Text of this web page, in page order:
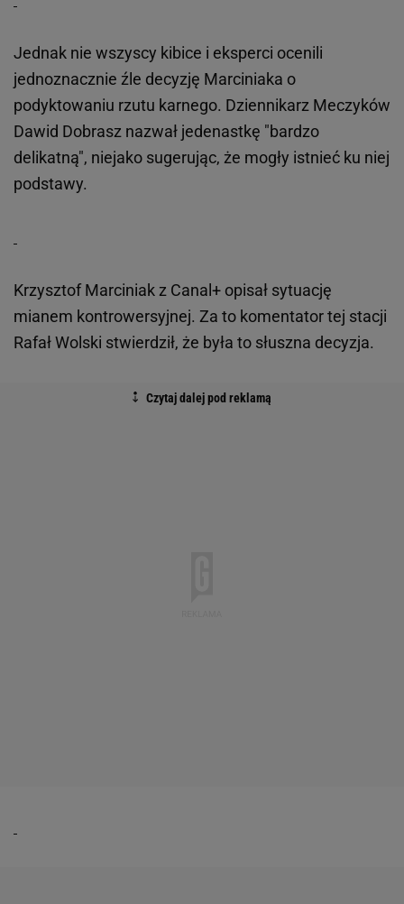
Jednak nie wszyscy kibice i eksperci ocenili
jednoznacznie źle decyzję Marciniaka o
podyktowaniu rzutu karnego. Dziennikarz Meczyków
Dawid Dobrasz nazwał jedenastkę "bardzo
delikatną", niejako sugerując, że mogły istnieć ku niej
podstawy.
Krzysztof Marciniak z Canal+ opisał sytuację
mianem kontrowersyjnej. Za to komentator tej stacji
Rafał Wolski stwierdził, że była to słuszna decyzja.